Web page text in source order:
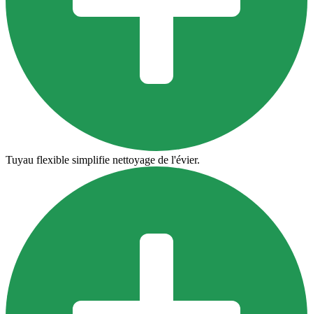
Tuyau flexible simplifie nettoyage de l'évier.